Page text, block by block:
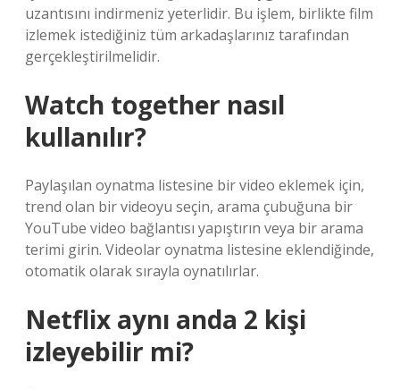
uzantısını indirmeniz yeterlidir. Bu işlem, birlikte film
izlemek istediğiniz tüm arkadaşlarınız tarafından
gerçekleştirilmelidir.
Watch together nasıl
kullanılır?
Paylaşılan oynatma listesine bir video eklemek için,
trend olan bir videoyu seçin, arama çubuğuna bir
YouTube video bağlantısı yapıştırın veya bir arama
terimi girin. Videolar oynatma listesine eklendiğinde,
otomatik olarak sırayla oynatılırlar.
Netflix aynı anda 2 kişi
izleyebilir mi?